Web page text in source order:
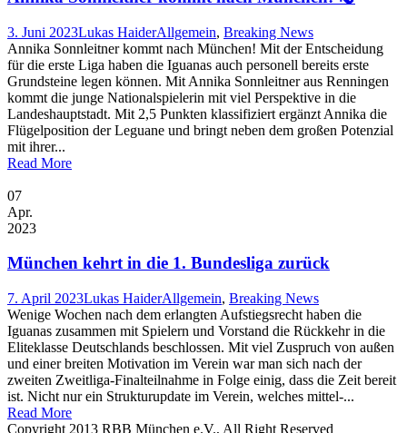
3. Juni 2023Lukas HaiderAllgemein, Breaking News
Annika Sonnleitner kommt nach München! Mit der Entscheidung
für die erste Liga haben die Iguanas auch personell bereits erste
Grundsteine legen können. Mit Annika Sonnleitner aus Renningen
kommt die junge Nationalspielerin mit viel Perspektive in die
Landeshauptstadt. Mit 2,5 Punkten klassifiziert ergänzt Annika die
Flügelposition der Leguane und bringt neben dem großen Potenzial
mit ihrer...
Read More
07
Apr.
2023
München kehrt in die 1. Bundesliga zurück
7. April 2023Lukas HaiderAllgemein, Breaking News
Wenige Wochen nach dem erlangten Aufstiegsrecht haben die
Iguanas zusammen mit Spielern und Vorstand die Rückkehr in die
Eliteklasse Deutschlands beschlossen. Mit viel Zuspruch von außen
und einer breiten Motivation im Verein war man sich nach der
zweiten Zweitliga-Finalteilnahme in Folge einig, dass die Zeit bereit
ist. Nicht nur ein Strukturupdate im Verein, welches mittel-...
Read More
Copyright 2013 RBB München e.V., All Right Reserved